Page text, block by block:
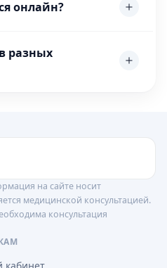
онлайн?
разных
на сайте носит
медицинской консультацией.
консультация